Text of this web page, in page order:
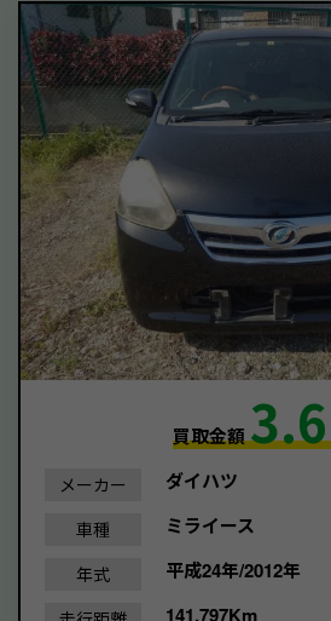
買取金額3.6
メーカー ダイハツ
車種 ミライース
年式 平成24年/2012年
141,797Km